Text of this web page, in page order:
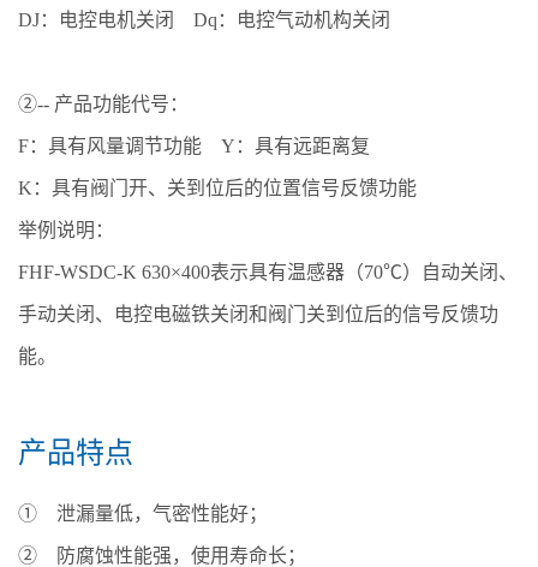
DJ：电控电机关闭 Dq：电控气动机构关闭
②-- 产品功能代号：
F：具有风量调节功能 Y：具有远距离复
K：具有阀门开、关到位后的位置信号反馈功能
举例说明：
FHF-WSDC-K 630×400表示具有温感器（70℃）自动关闭、
手动关闭、电控电磁铁关闭和阀门关到位后的信号反馈功
能。
产品特点
① 泄漏量低，气密性能好；
② 防腐蚀性能强，使用寿命长；